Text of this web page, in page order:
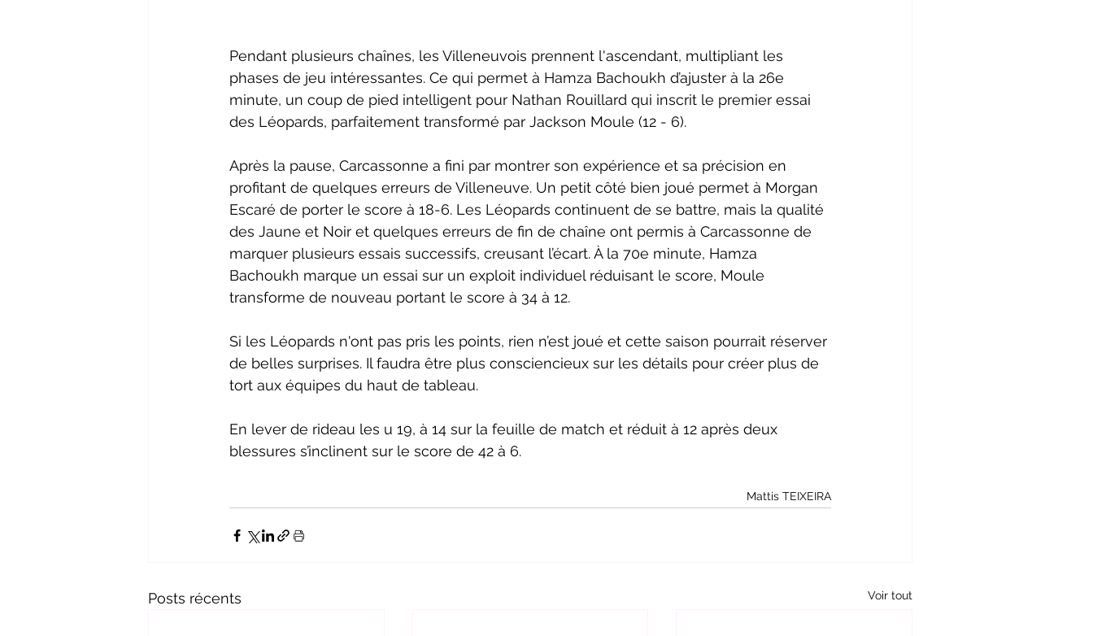
Pendant plusieurs chaînes, les Villeneuvois prennent l'ascendant, multipliant les
phases de jeu intéressantes. Ce qui permet à Hamza Bachoukh d’ajuster à la 26e
minute, un coup de pied intelligent pour Nathan Rouillard qui inscrit le premier essai
des Léopards, parfaitement transformé par Jackson Moule (12 - 6).
Après la pause, Carcassonne a fini par montrer son expérience et sa précision en
profitant de quelques erreurs de Villeneuve. Un petit côté bien joué permet à Morgan
Escaré de porter le score à 18-6. Les Léopards continuent de se battre, mais la qualité
des Jaune et Noir et quelques erreurs de fin de chaîne ont permis à Carcassonne de
marquer plusieurs essais successifs, creusant l’écart. À la 70e minute, Hamza
Bachoukh marque un essai sur un exploit individuel réduisant le score, Moule
transforme de nouveau portant le score à 34 à 12.
Si les Léopards n'ont pas pris les points, rien n’est joué et cette saison pourrait réserver
de belles surprises. Il faudra être plus consciencieux sur les détails pour créer plus de
tort aux équipes du haut de tableau.
En lever de rideau les u 19, à 14 sur la feuille de match et réduit à 12 après deux
blessures s’inclinent sur le score de 42 à 6.
Mattis TEIXEIRA
Posts récents Voir tout